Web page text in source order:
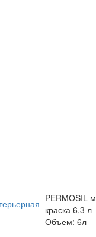
PERMOSIL
краска 6,3 л
Объем: 6л